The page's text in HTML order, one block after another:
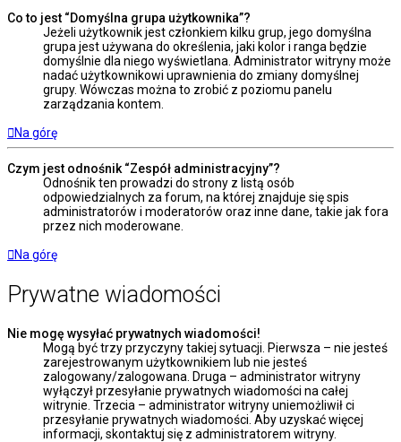
Co to jest “Domyślna grupa użytkownika”?
Jeżeli użytkownik jest członkiem kilku grup, jego domyślna
grupa jest używana do określenia, jaki kolor i ranga będzie
domyślnie dla niego wyświetlana. Administrator witryny może
nadać użytkownikowi uprawnienia do zmiany domyślnej
grupy. Wówczas można to zrobić z poziomu panelu
zarządzania kontem.
Na górę
Czym jest odnośnik “Zespół administracyjny”?
Odnośnik ten prowadzi do strony z listą osób
odpowiedzialnych za forum, na której znajduje się spis
administratorów i moderatorów oraz inne dane, takie jak fora
przez nich moderowane.
Na górę
Prywatne wiadomości
Nie mogę wysyłać prywatnych wiadomości!
Mogą być trzy przyczyny takiej sytuacji. Pierwsza – nie jesteś
zarejestrowanym użytkownikiem lub nie jesteś
zalogowany/zalogowana. Druga – administrator witryny
wyłączył przesyłanie prywatnych wiadomości na całej
witrynie. Trzecia – administrator witryny uniemożliwił ci
przesyłanie prywatnych wiadomości. Aby uzyskać więcej
informacji, skontaktuj się z administratorem witryny.